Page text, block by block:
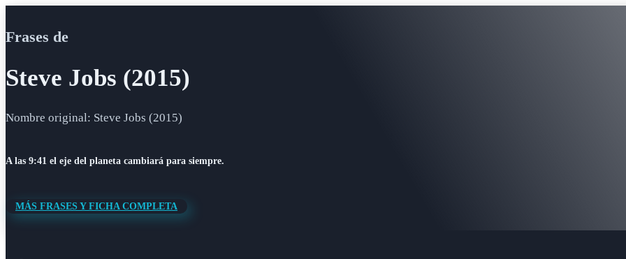
Frases de
Steve Jobs (2015)
Nombre original: Steve Jobs (2015)
A las 9:41 el eje del planeta cambiará para siempre.
MÁS FRASES Y FICHA COMPLETA